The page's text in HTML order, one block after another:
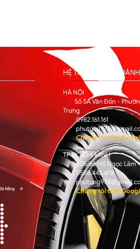
HỆ THỐNG CHI NHÁNH
HÀ NỘI
Số 5A Vân Đồn -
Trưng
0982.161.161
Chúng tôi trên
TP HỒ CHÍ MINH
205/56 Hồ Ngọc Lãm -
0588.445.678
Chúng tôi trên